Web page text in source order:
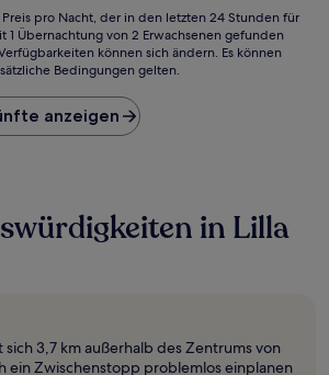
pro Nacht, der in den letzten 24 Stunden für
1 Übernachtung von 2 Erwachsenen gefunden
können sich ändern. Es können
Bedingungen gelten.
anzeigen
in Lilla
sich 3,7 km außerhalb des Zentrums von
ein Zwischenstopp problemlos einplanen